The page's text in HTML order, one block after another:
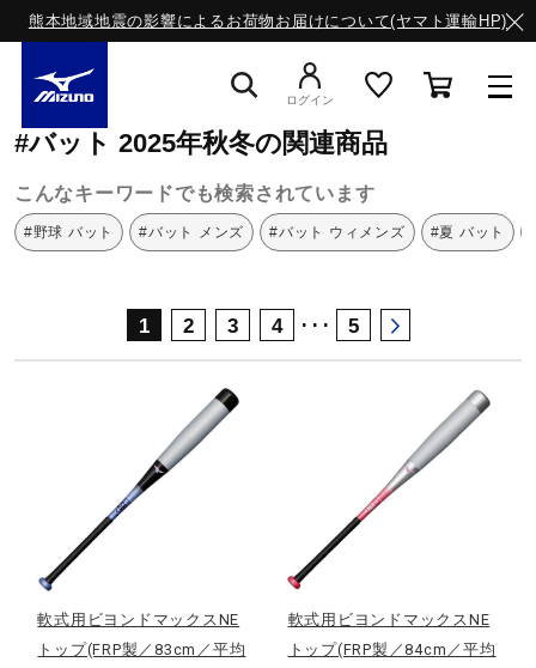
熊本地域地震の影響によるお荷物お届けについて(ヤマト運輸HP)
ライフスタイルウエア
ランニング
サッカー／フットサル
トレーニング
野球
ログイン
ミズノ公式オンライン
#バット 2025年秋冬の関連商品
こんなキーワードでも検索されています
#野球 バット #バット メンズ #バット ウィメンズ #夏 バット
1 2 3 4 ･･･ 5
軟式用ビヨンドマックスNE
トップ(FRP製／83cm／平均
軟式用ビヨンドマックスNE
トップ(FRP製／84cm／平均